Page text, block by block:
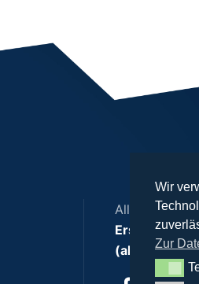
Alle Rechte
(als PDF
Wir
Zur